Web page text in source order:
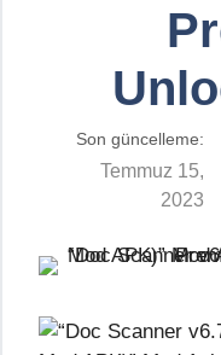
Son güncelleme:
Temmuz 15,
2023